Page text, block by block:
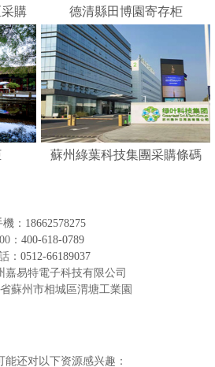
購
德清縣田博園寄存柜
蘇州綠葉科技集團采購條碼
： 18662578275
： 400-618-0789
： 0512-66189037
嘉易特電子科技有限公司
蘇州市相城區渭塘工業園
还对以下资源感兴趣：